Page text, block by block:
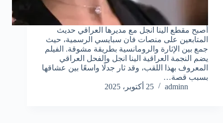
أصبح مقطع الينا انجل مع مديرها العراقي حديث
المتابعين على منصات فان سبايسي الرسمية، حيث
جمع بين الإثارة والرومانسية بطريقة مشوقة. الفيلم
يضم النجمة العراقية الينا انجل والفحل العراقي
المعروف بهذا اللقب، وقد ثار جدلًا واسعًا بين عشاقها
بسبب قصة…
adminn
25 أكتوبر، 2025